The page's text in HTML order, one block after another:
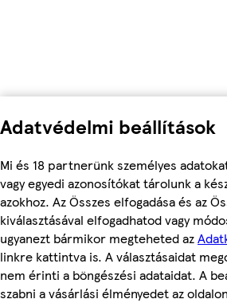
Adatvédelmi beállítások
Mi és 18 partnerünk személyes
vagy egyedi azonosítókat tárolunk a
azokhoz. Az Összes elfogadása és az
kiválasztásával elfogadhatod vagy
ugyanezt bármikor megteheted az
linkre kattintva is. A választásaidat
nem érinti a böngészési adataidat. A
szabni a vásárlási élményedet az